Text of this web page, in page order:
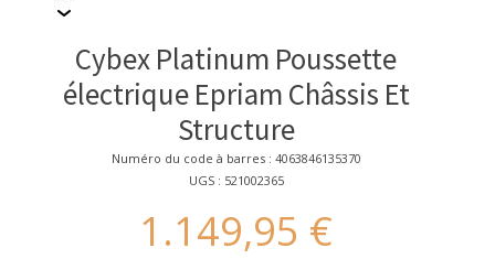
Cybex Platinum Poussette
électrique Epriam Châssis Et
Structure
Numéro du code à barres : 4063846135370
UGS : 521002365
1.149,95 €